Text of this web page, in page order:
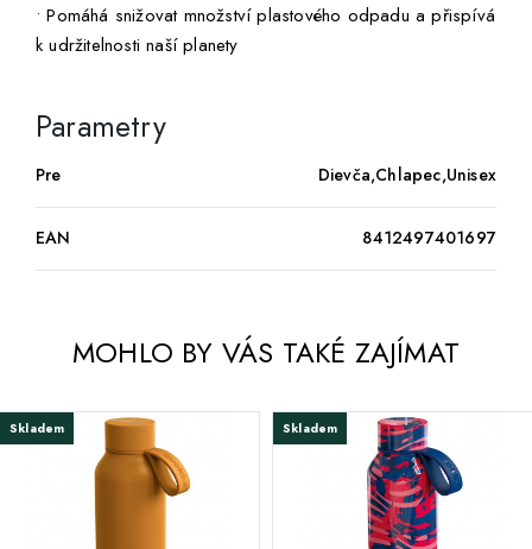
• Pomáhá snižovat množství plastového odpadu a přispívá
k udržitelnosti naší planety
Parametry
Pre Dievča,Chlapec,Unisex
EAN 8412497401697
MOHLO BY VÁS TAKÉ ZAJÍMAT
Skladem Skladem